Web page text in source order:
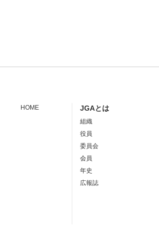
HOME JGAとは
組織
役員
委員会
会員
年史
広報誌